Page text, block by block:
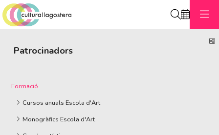
Patrocinadors
Formació
Cursos anuals Escola d'Art
Monogràfics Escola d'Art